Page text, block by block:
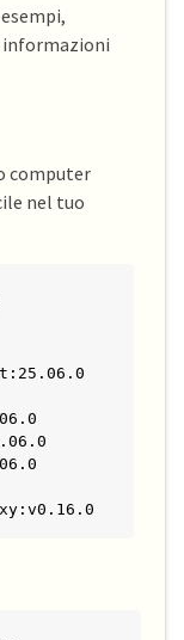
informazioni
computer
nel tuo